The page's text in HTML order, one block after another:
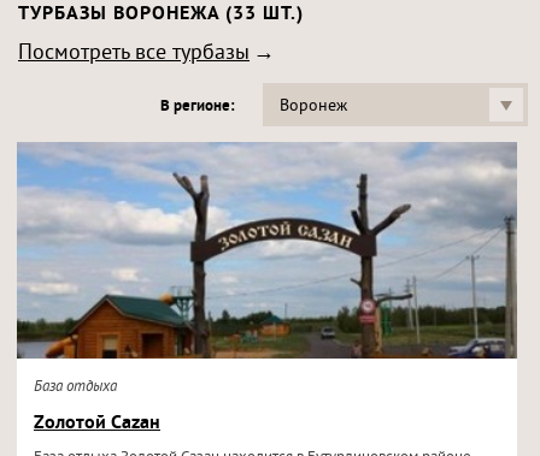
ТУРБАЗЫ ВОРОНЕЖА (33 ШТ.)
Посмотреть все турбазы
В регионе: Воронеж
База отдыха
Zолотой Саzан